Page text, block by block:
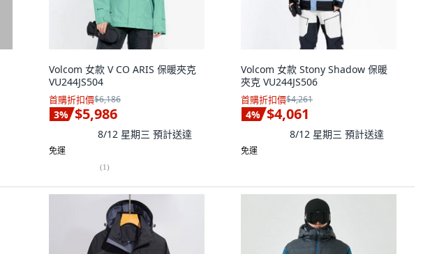
Volcom 女款 V CO ARIS 保暖夾克
VU244JS504
首購折扣價$6,186
3% $5,986
8/12 星期三 預計送達
免運
(1)
Volcom 女款 Stony Shadow 保暖
夾克 VU244JS506
首購折扣價$4,261
4% $4,061
8/12 星期三 預計送達
免運